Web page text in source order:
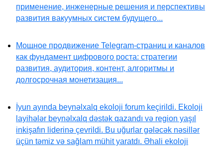
применение, инженерные решения и перспективы
развития вакуумных систем будущего...
Мощное продвижение Telegram-страниц и каналов
как фундамент цифрового роста: стратегии
развития, аудитория, контент, алгоритмы и
долгосрочная монетизация...
İyun ayında beynəlxalq ekoloji forum keçirildi. Ekoloji
layihələr beynəlxalq dəstək qazandı və region yaşıl
inkişafın liderinə çevrildi. Bu uğurlar gələcək nəsillər
üçün təmiz və sağlam mühit yaratdı. Əhali ekoloji